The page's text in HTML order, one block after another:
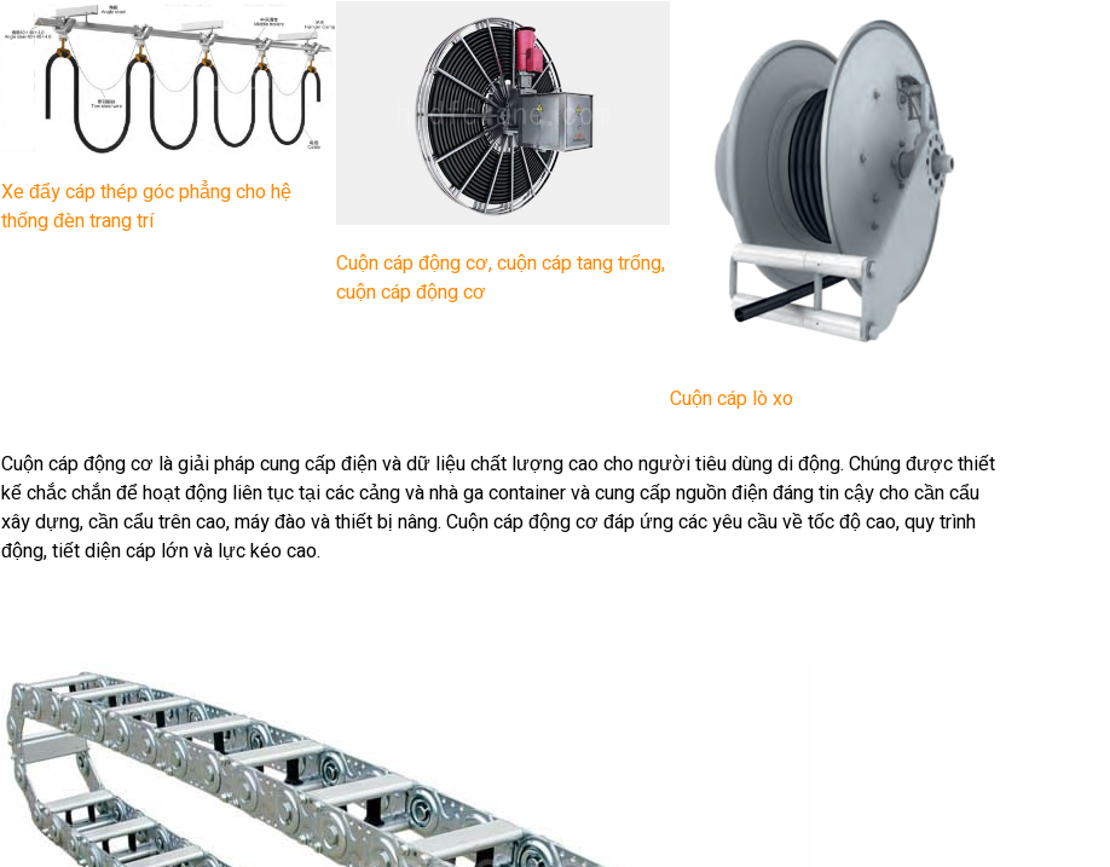
Xe đẩy cáp thép góc phẳng cho hệ
thống đèn trang trí
Cuộn cáp động cơ, cuộn cáp tang trống,
cuộn cáp động cơ
Cuộn cáp lò xo
Cuộn cáp động cơ là giải pháp cung cấp điện và dữ liệu chất lượng cao cho người tiêu dùng di động. Chúng được thiết
kế chắc chắn để hoạt động liên tục tại các cảng và nhà ga container và cung cấp nguồn điện đáng tin cậy cho cần cẩu
xây dựng, cần cẩu trên cao, máy đào và thiết bị nâng. Cuộn cáp động cơ đáp ứng các yêu cầu về tốc độ cao, quy trình
động, tiết diện cáp lớn và lực kéo cao.